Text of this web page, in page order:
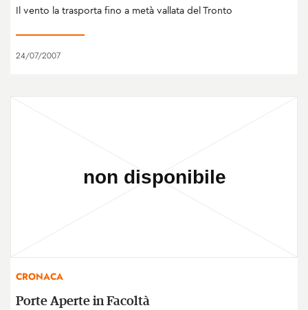
Il vento la trasporta fino a metà vallata del Tronto
24/07/2007
CRONACA
Porte Aperte in Facoltà